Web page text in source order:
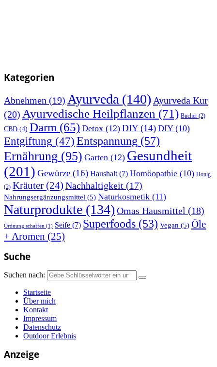
Kategorien
Abnehmen (19) Ayurveda (140) Ayurveda Kur
(20) Ayurvedische Heilpflanzen (71) Bücher (2)
CBD (4) Darm (65) Detox (12) DIY(14) DIY(10)
Entgiftung (47)Entspannung (57)
Ernährung (95) Garten (12) Gesundheit
(201) Gewürze (16) Haushalt(7) Homöopathie (10) Honig
(2) Kräuter (24) Nachhaltigkeit (17)
Nahrungsergänzungsmittel (5) Naturkosmetik (11)
Naturprodukte (134) Omas Hausmittel (18)
Ordnung schaffen (1) Seife (7) Superfoods (53) Vegan (5) Öle
+ Aromen (25)
Suche
Suchen nach:
Startseite
Über mich
Kontakt
Impressum
Datenschutz
Outdoor Erlebnis
Anzeige